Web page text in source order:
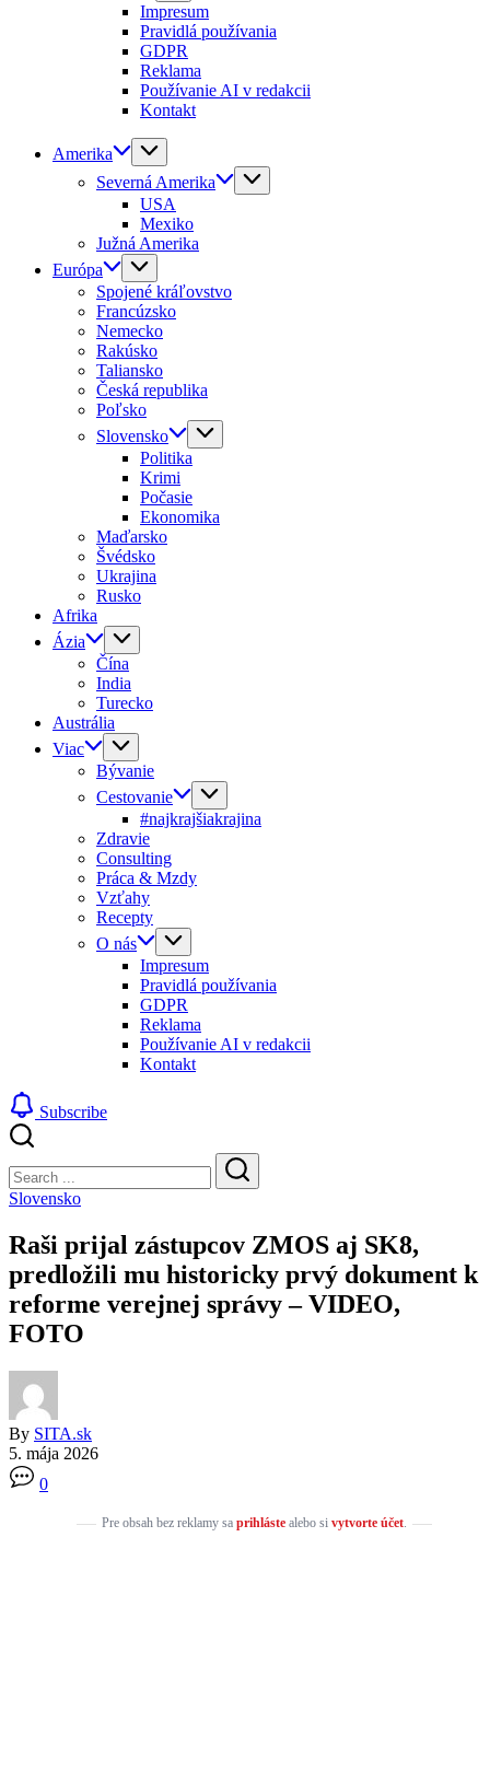
Impresum
Pravidlá používania
GDPR
Reklama
Používanie AI v redakcii
Kontakt
Amerika
Severná Amerika
USA
Mexiko
Južná Amerika
Európa
Spojené kráľovstvo
Francúzsko
Nemecko
Rakúsko
Taliansko
Česká republika
Poľsko
Slovensko
Politika
Krimi
Počasie
Ekonomika
Maďarsko
Švédsko
Ukrajina
Rusko
Afrika
Ázia
Čína
India
Turecko
Austrália
Viac
Bývanie
Cestovanie
#najkrajšiakrajina
Zdravie
Consulting
Práca & Mzdy
Vzťahy
Recepty
O nás
Impresum
Pravidlá používania
GDPR
Reklama
Používanie AI v redakcii
Kontakt
Subscribe
Search
Search
Slovensko
Raši prijal zástupcov ZMOS aj SK8,
predložili mu historicky prvý dokument k
reforme verejnej správy – VIDEO,
FOTO
By SITA.sk
5. mája 2026
0
Pre obsah bez reklamy sa prihlástealebo si vytvorte účet.